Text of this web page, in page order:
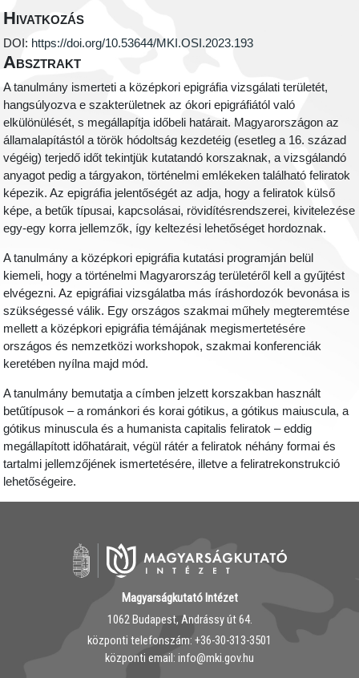
Hivatkozás
DOI: https://doi.org/10.53644/MKI.OSI.2023.193
Absztrakt
A tanulmány ismerteti a középkori epigráfia vizsgálati területét,
hangsúlyozva e szakterületnek az ókori epigráfiától való
elkülönülését, s megállapítja időbeli határait. Magyarországon az
államalapítástól a török hódoltság kezdetéig (esetleg a 16. század
végéig) terjedő időt tekintjük kutatandó korszaknak, a vizsgálandó
anyagot pedig a tárgyakon, történelmi emlékeken található feliratok
képezik. Az epigráfia jelentőségét az adja, hogy a feliratok külső
képe, a betűk típusai, kapcsolásai, rövidítésrendszerei, kivitelezése
egy-egy korra jellemzők, így keltezési lehetőséget hordoznak.
A tanulmány a középkori epigráfia kutatási programján belül
kiemeli, hogy a történelmi Magyarország területéről kell a gyűjtést
elvégezni. Az epigráfiai vizsgálatba más íráshordozók bevonása is
szükségessé válik. Egy országos szakmai műhely megteremtése
mellett a középkori epigráfia témájának megismertetésére
országos és nemzetközi workshopok, szakmai konferenciák
keretében nyílna majd mód.
A tanulmány bemutatja a címben jelzett korszakban használt
betűtípusok – a románkori és korai gótikus, a gótikus maiuscula, a
gótikus minuscula és a humanista capitalis feliratok – eddig
megállapított időhatárait, végül rátér a feliratok néhány formai és
tartalmi jellemzőjének ismertetésére, illetve a feliratrekonstrukció
lehetőségeire.
Magyarságkutató Intézet
1062 Budapest, Andrássy út 64.
központi telefonszám: ‭+36-30-313-3501
központi email: info@mki.gov.hu